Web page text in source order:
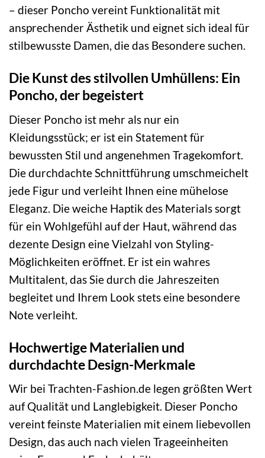
– dieser Poncho vereint Funktionalität mit
ansprechender Ästhetik und eignet sich ideal für
stilbewusste Damen, die das Besondere suchen.
Die Kunst des stilvollen Umhüllens: Ein
Poncho, der begeistert
Dieser Poncho ist mehr als nur ein
Kleidungsstück; er ist ein Statement für
bewussten Stil und angenehmen Tragekomfort.
Die durchdachte Schnittführung umschmeichelt
jede Figur und verleiht Ihnen eine mühelose
Eleganz. Die weiche Haptik des Materials sorgt
für ein Wohlgefühl auf der Haut, während das
dezente Design eine Vielzahl von Styling-
Möglichkeiten eröffnet. Er ist ein wahres
Multitalent, das Sie durch die Jahreszeiten
begleitet und Ihrem Look stets eine besondere
Note verleiht.
Hochwertige Materialien und
durchdachte Design-Merkmale
Wir bei Trachten-Fashion.de legen größten Wert
auf Qualität und Langlebigkeit. Dieser Poncho
vereint feinste Materialien mit einem liebevollen
Design, das auch nach vielen Trageeinheiten